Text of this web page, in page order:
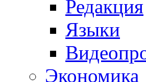
Редакция
Языки
Экономика